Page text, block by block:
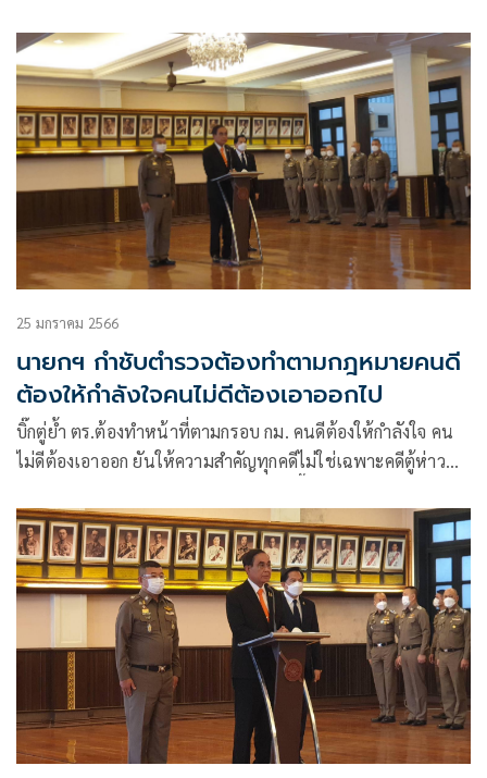
25 มกราคม 2566
นายกฯ กำชับตำรวจต้องทำตามกฎหมายคนดี
ต้องให้กำลังใจคนไม่ดีต้องเอาออกไป
บิ๊กตู่ย้ำ ตร.ต้องทำหน้าที่ตามกรอบ กม. คนดีต้องให้กำลังใจ คน
ไม่ดีต้องเอาออก ยันให้ความสำคัญทุกคดีไม่ใช่เฉพาะคดีตู้ห่าว
แล้วถามทำไม